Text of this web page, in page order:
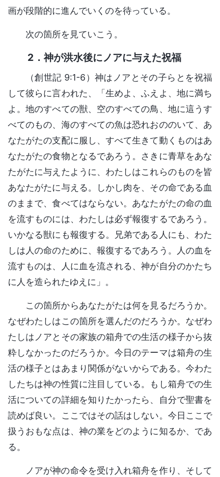
画が段階的に進んでいくのを待っている。
次の箇所を見ていこう。
2．神が洪水後にノアに与えた祝福
（創世記 9:1-6）神はノアとその子らとを祝福
して彼らに言われた、「生めよ、ふえよ、地に満ち
よ。地のすべての獣、空のすべての鳥、地に這うす
べてのもの、海のすべての魚は恐れおののいて、あ
なたがたの支配に服し、すべて生きて動くものはあ
なたがたの食物となるであろう。さきに青草をあな
たがたに与えたように、わたしはこれらのものを皆
あなたがたに与える。しかし肉を、その命である血
のままで、食べてはならない。あなたがたの命の血
を流すものには、わたしは必ず報復するであろう。
いかなる獣にも報復する。兄弟である人にも、わた
しは人の命のために、報復するであろう。人の血を
流すものは、人に血を流される、神が自分のかたち
に人を造られたゆえに」。
この箇所からあなたがたは何を見るだろうか。
なぜわたしはこの箇所を選んだのだろうか。なぜわ
たしはノアとその家族の箱舟での生活の様子から抜
粋しなかったのだろうか。今日のテーマは箱舟の生
活の様子とはあまり関係がないからである。今わた
したちは神の性質に注目している。もし箱舟での生
活についての詳細を知りたかったら、自分で聖書を
読めば良い。ここではその話はしない。今日ここで
扱うおもな点は、神の業をどのように知るか、であ
る。
ノアが神の命令を受け入れ箱舟を作り、そして